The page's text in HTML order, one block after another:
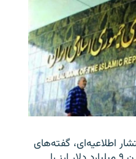
اطلاعیه‌ای، گفته‌های